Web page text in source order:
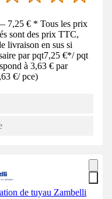
7,25 € * Tous les prix
sont des prix TTC,
livraison en sus si
par pqt7,25 €*/ pqt
à 3,63 € par
€/ pce)
de tuyau Zambelli